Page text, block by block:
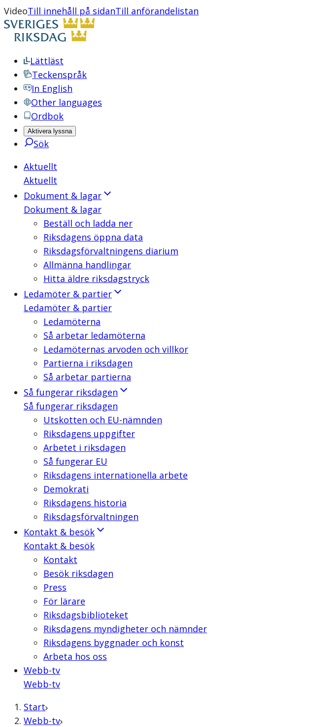
VideoTill innehåll på sidanTill anförandelistan
Lättläst
Teckenspråk
In English
Other languages
Ordbok
Aktivera lyssna
Sök
Aktuellt
Aktuellt
Dokument & lagar
Dokument & lagar
Beställ och ladda ner
Riksdagens öppna data
Riksdagsförvaltningens diarium
Allmänna handlingar
Hitta äldre riksdagstryck
Ledamöter & partier
Ledamöter & partier
Ledamöterna
Så arbetar ledamöterna
Ledamöternas arvoden och villkor
Partierna i riksdagen
Så arbetar partierna
Så fungerar riksdagen
Så fungerar riksdagen
Utskotten och EU-nämnden
Riksdagens uppgifter
Arbetet i riksdagen
Så fungerar EU
Riksdagens internationella arbete
Demokrati
Riksdagens historia
Riksdagsförvaltningen
Kontakt & besök
Kontakt & besök
Kontakt
Besök riksdagen
Press
För lärare
Riksdagsbiblioteket
Riksdagens myndigheter och nämnder
Riksdagens byggnader och konst
Arbeta hos oss
Webb-tv
Webb-tv
Start
Webb-tv